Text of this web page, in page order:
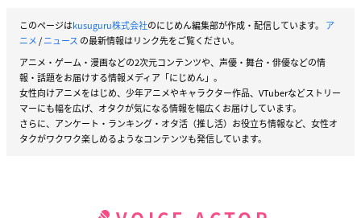
このページはkusuguru株式会社のにじめん編集部が作成・配信しています。 ア
ニメ/ニュース の最新情報はリンク先をご覧ください。
アニメ・ゲーム・漫画などの2次元コンテンツや、声優・舞台・俳優などの情
報・話題をお届けする情報メディア「にじめん」。
女性向けアニメをはじめ、少年アニメやキャラクター作品、VTuberなどストリー
マーにも幅を広げ、オタクが気になる情報を幅広くお届けしています。
さらに、アンケート・ランキング・オタ活（推し活）お役立ち情報など、女性オ
タクがワクワク楽しめるようなコンテンツも発信しています。